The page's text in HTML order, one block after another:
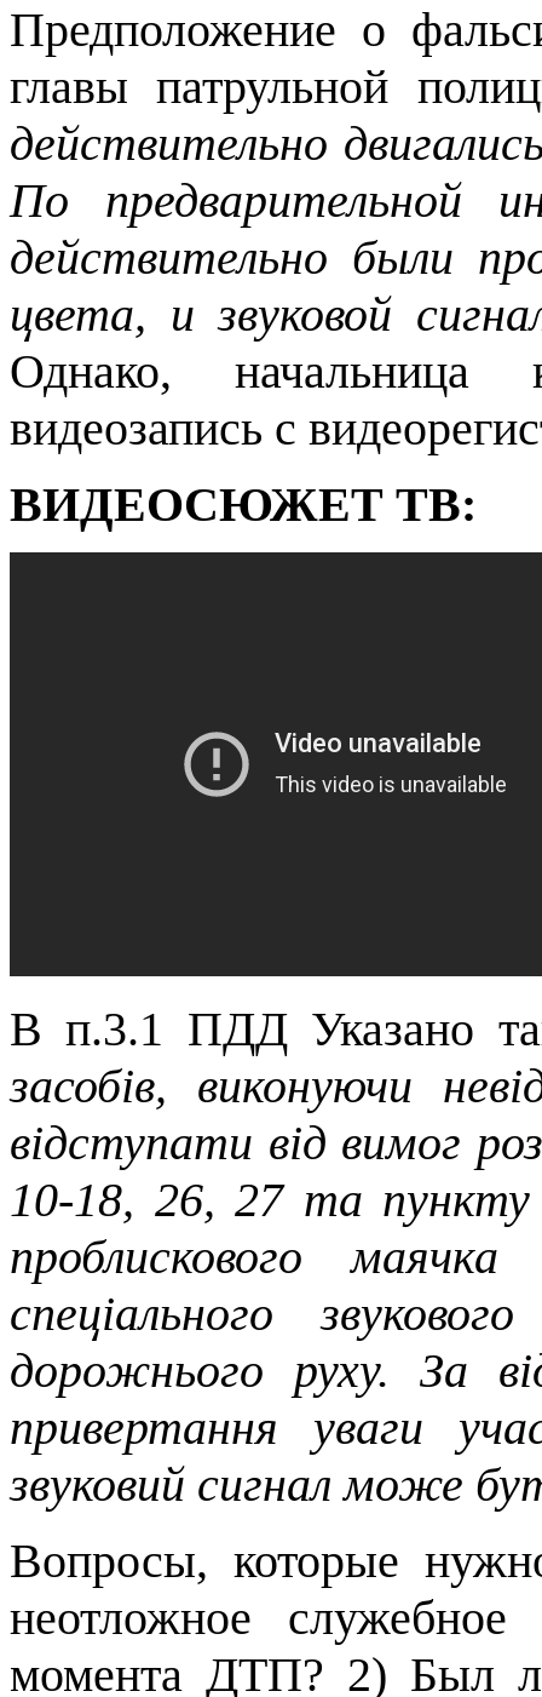
Предположение о
главы патрульной
действительно
По предварительной
действительно были
цвета, и звуковой
Однако, начальница
видеозапись с
ВИДЕОСЮЖЕТ ТВ:
В п.3.1 ПДД Указано
засобів, виконуючи
відступати від вимог
10-18, 26, 27 та пункту
проблискового
спеціального
дорожнього руху. За
привертання уваги
звуковий сигнал може
Вопросы, которые
неотложное
момента ДТП? 2) Был